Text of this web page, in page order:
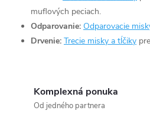
muflových peciach.
Odparovanie: Odparovacie
Drvenie: Trecie misky a tĺčiky
Komplexná ponuka
Od jedného partnera